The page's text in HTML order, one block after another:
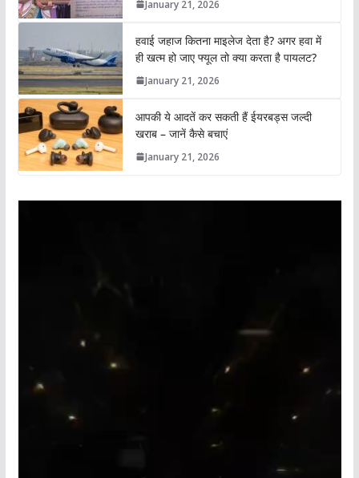
January 21, 2026
हवाई जहाज कितना माइलेज देता है? अगर हवा में
ही खत्म हो जाए फ्यूल तो क्या करता है पायलट?
January 21, 2026
आपकी ये आदतें कर सकती हैं ईयरबड्स जल्दी
खराब – जानें कैसे बचाएं
January 21, 2026